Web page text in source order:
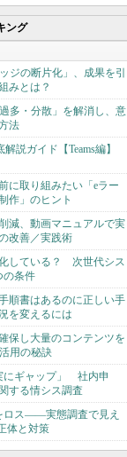
ング
ジの断片化」、成果を引
みとは？
多・分散」を解消し、意
法
解説ガイド【Teams編】
に取り組みたい「eラー
作」のヒント
減、動画マニュアルで実
改善／実践術
している？ 次世代シス
の条件
順書はあるのに正しい手
を変えるには
保し大量のコンテンツを
用の秘訣
にギャップ」 社内申
する情シス調査
ロス――実態調査で見え
体と対策